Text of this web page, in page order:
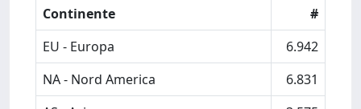
Continente
#
EU - Europa
6.942
NA - Nord America
6.831